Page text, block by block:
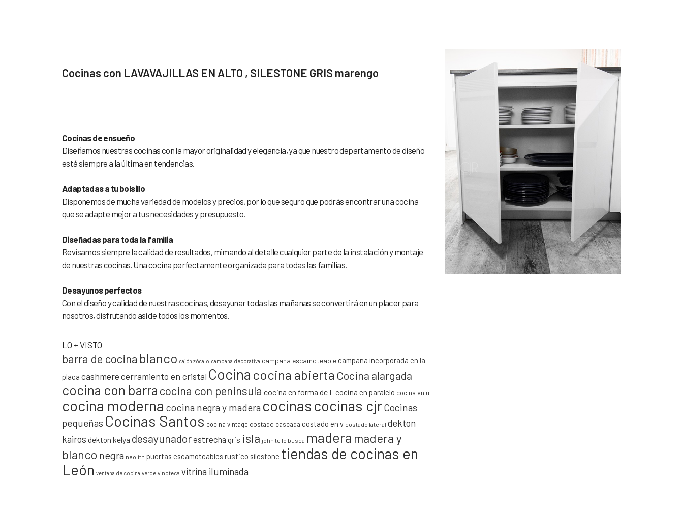
Cocinas con LAVAVAJILLAS EN ALTO , SILESTONE GRIS marengo
Cocinas de ensueño
Diseñamos nuestras cocinas con la mayor originalidad y elegancia, ya que nuestro departamento de diseño
está siempre a la última en tendencias.
Adaptadas a tu bolsillo
Disponemos de mucha variedad de modelos y precios, por lo que seguro que podrás encontrar una cocina
que se adapte mejor a tus necesidades y presupuesto.
Diseñadas para toda la familia
Revisamos siempre la calidad de resultados, mimando al detalle cualquier parte de la instalación y montaje
de nuestras cocinas. Una cocina perfectamente organizada para todas las familias.
Desayunos perfectos
Con el diseño y calidad de nuestras cocinas, desayunar todas las mañanas se convertirá en un placer para
nosotros, disfrutando así de todos los momentos.
LO + VISTO
barra de cocina blanco cajón zócalo campana decorativa campana escamoteable campana incorporada en la
placa cashmerecerramiento en cristal Cocina cocina abierta Cocina alargada
cocina con barra cocina con peninsula cocina en forma de L cocina en paralelo cocina en u
cocina moderna cocina negra y madera cocinas cocinas cjrCocinas
pequeñas Cocinas Santos cocina vintage costado cascada costado en v costado lateral dekton
kairos dekton kelya desayunadorestrecha gris isla john te lo busca madera madera y
blanco negra neolith puertas escamoteables rustico silestone tiendas de cocinas en
León ventana de cocina verde vinoteca vitrina iluminada